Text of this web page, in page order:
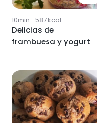
10min · 587kcal
Delicias de
frambuesa y yogurt